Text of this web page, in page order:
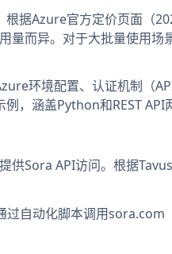
据Azure官方定价页面（
量而异。对于大批量使用
环境配置、认证机制（
，涵盖Python和REST API
供Sora API访问。根据
过自动化脚本调用sora.com